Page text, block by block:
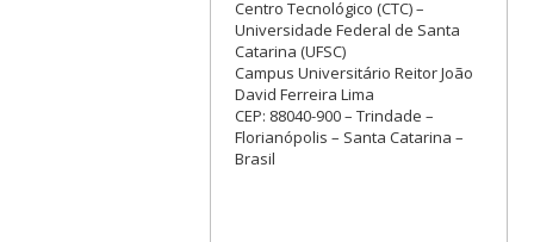
Centro Tecnológico (CTC) –
Universidade Federal de Santa
Catarina (UFSC)
Campus Universitário Reitor João
David Ferreira Lima
CEP: 88040-900 – Trindade –
Florianópolis – Santa Catarina –
Brasil